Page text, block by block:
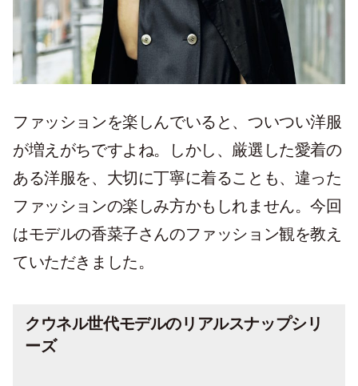
ファッションを楽しんでいると、ついつい洋服
が増えがちですよね。しかし、厳選した愛着の
ある洋服を、大切に丁寧に着ることも、違った
ファッションの楽しみ方かもしれません。今回
はモデルの香菜子さんのファッション観を教え
ていただきました。
クウネル世代モデルのリアルスナップシリ
ーズ